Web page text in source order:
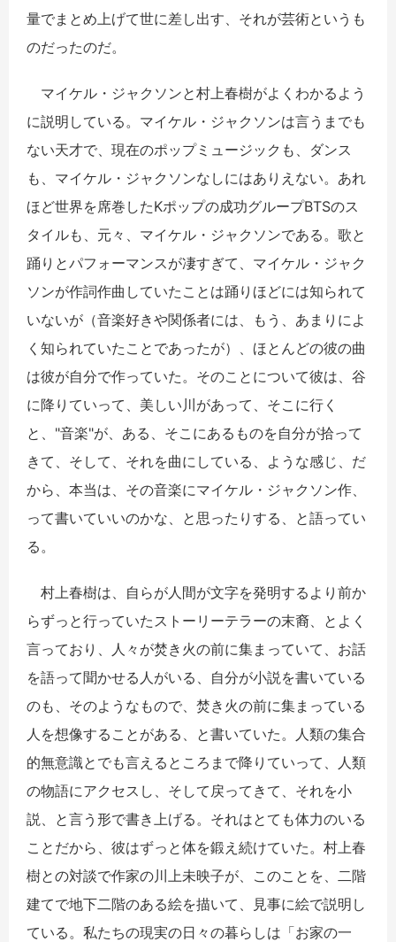
量でまとめ上げて世に差し出す、それが芸術というも
のだったのだ。
マイケル・ジャクソンと村上春樹がよくわかるよう
に説明している。マイケル・ジャクソンは言うまでも
ない天才で、現在のポップミュージックも、ダンス
も、マイケル・ジャクソンなしにはありえない。あれ
ほど世界を席巻したKポップの成功グループBTSのス
タイルも、元々、マイケル・ジャクソンである。歌と
踊りとパフォーマンスが凄すぎて、マイケル・ジャク
ソンが作詞作曲していたことは踊りほどには知られて
いないが（音楽好きや関係者には、もう、あまりによ
く知られていたことであったが）、ほとんどの彼の曲
は彼が自分で作っていた。そのことについて彼は、谷
に降りていって、美しい川があって、そこに行く
と、"音楽"が、ある、そこにあるものを自分が拾って
きて、そして、それを曲にしている、ような感じ、だ
から、本当は、その音楽にマイケル・ジャクソン作、
って書いていいのかな、と思ったりする、と語ってい
る。
村上春樹は、自らが人間が文字を発明するより前か
らずっと行っていたストーリーテラーの末裔、とよく
言っており、人々が焚き火の前に集まっていて、お話
を語って聞かせる人がいる、自分が小説を書いている
のも、そのようなもので、焚き火の前に集まっている
人を想像することがある、と書いていた。人類の集合
的無意識とでも言えるところまで降りていって、人類
の物語にアクセスし、そして戻ってきて、それを小
説、と言う形で書き上げる。それはとても体力のいる
ことだから、彼はずっと体を鍛え続けていた。村上春
樹との対談で作家の川上未映子が、このことを、二階
建てで地下二階のある絵を描いて、見事に絵で説明し
ている。私たちの現実の日々の暮らしは「お家の一